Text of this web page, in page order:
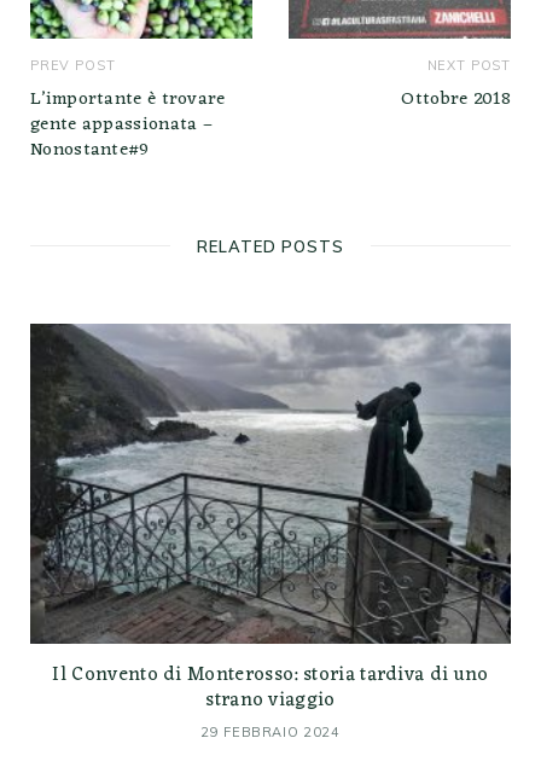
PREV POST
L’importante è trovare
gente appassionata –
Nonostante#9
NEXT POST
Ottobre 2018
RELATED POSTS
Il Convento di Monterosso: storia tardiva di uno
strano viaggio
29 FEBBRAIO 2024